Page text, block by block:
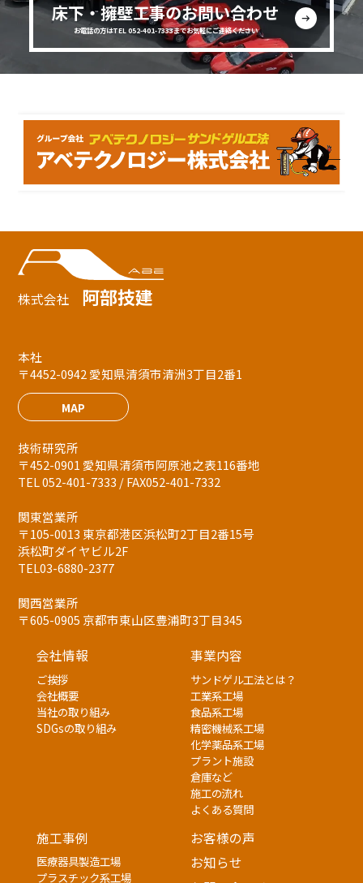
床下・擁壁工事のお問い合わせ
お電話の方はTEL 052-401-7333までお気軽にご連絡ください
株式会社 阿部技建
本社
〒4452-0942 愛知県清須市清洲3丁目2番1
MAP
技術研究所
〒452-0901 愛知県清須市阿原池之表116番地
TEL 052-401-7333 / FAX052-401-7332
関東営業所
〒105-0013 東京都港区浜松町2丁目2番15号
浜松町ダイヤビル2F
TEL03-6880-2377
関西営業所
〒605-0905 京都市東山区豊浦町3丁目345
会社情報
ご挨拶
会社概要
当社の取り組み
SDGsの取り組み
事業内容
サンドゲル工法とは？
工業系工場
食品系工場
精密機械系工場
化学薬品系工場
プラント施設
倉庫など
施工の流れ
よくある質問
施工事例
医療器具製造工場
プラスチック系工場
お客様の声
お知らせ